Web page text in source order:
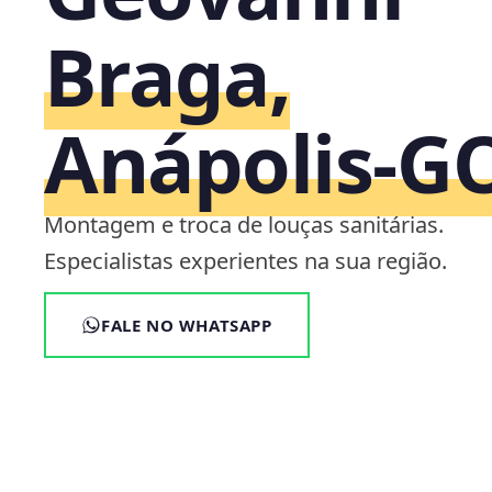
Braga,
Montagem e troca de louças sanitárias.
Especialistas experientes na sua região.
FALE NO WHATSAPP